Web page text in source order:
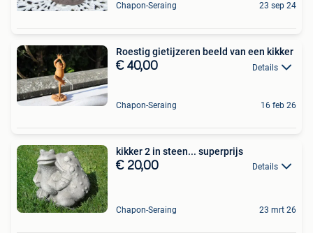
Chapon-Seraing 23 sep 24
Roestig gietijzeren beeld van een kikker
€ 40,00 Details
Chapon-Seraing 16 feb 26
kikker 2 in steen... superprijs
€ 20,00 Details
Chapon-Seraing 23 mrt 26